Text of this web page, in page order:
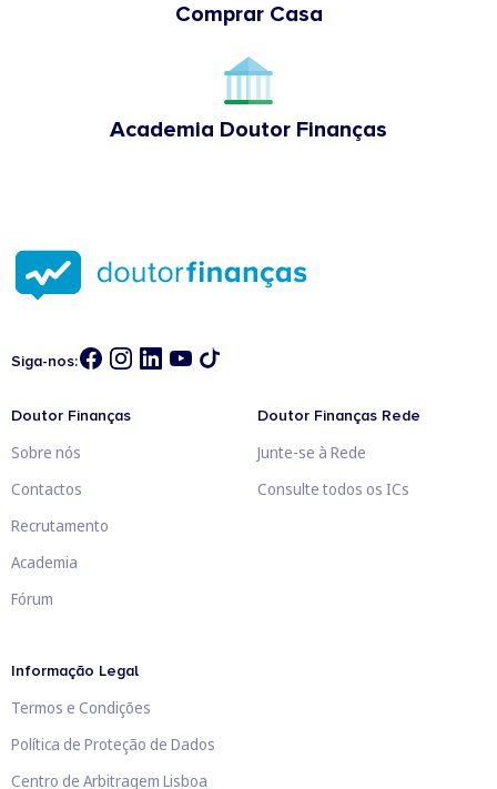
Comprar Casa
Academia Doutor Finanças
Siga-nos:
Doutor Finanças
Sobre nós
Contactos
Recrutamento
Academia
Fórum
Doutor Finanças Rede
Junte-se à Rede
Consulte todos os ICs
Informação Legal
Termos e Condições
Política de Proteção de Dados
Centro de Arbitragem Lisboa